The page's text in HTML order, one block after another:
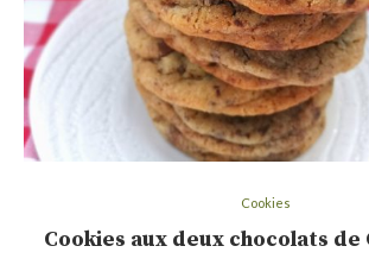
Cookies
Cookies aux deux chocolats de